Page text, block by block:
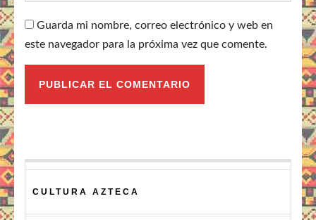
Guarda mi nombre, correo electrónico y web en
este navegador para la próxima vez que comente.
CULTURA AZTECA